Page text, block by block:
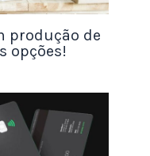
digitais
na hotmart
provedor de
tornando uma
produção de
opções!